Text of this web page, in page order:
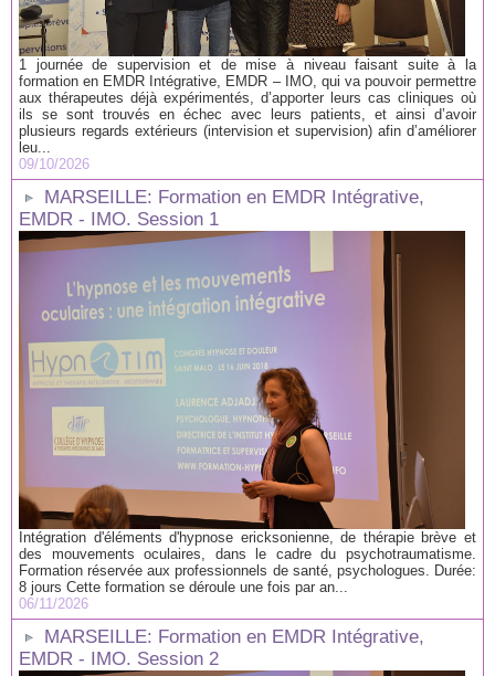
1 journée de supervision et de mise à niveau faisant suite à la
formation en EMDR Intégrative, EMDR – IMO, qui va pouvoir permettre
aux thérapeutes déjà expérimentés, d’apporter leurs cas cliniques où
ils se sont trouvés en échec avec leurs patients, et ainsi d’avoir
plusieurs regards extérieurs (intervision et supervision) afin d’améliorer
leu...
09/10/2026
MARSEILLE: Formation en EMDR Intégrative,
EMDR - IMO. Session 1
Intégration d'éléments d'hypnose ericksonienne, de thérapie brève et
des mouvements oculaires, dans le cadre du psychotraumatisme.
Formation réservée aux professionnels de santé, psychologues. Durée:
8 jours Cette formation se déroule une fois par an...
06/11/2026
MARSEILLE: Formation en EMDR Intégrative,
EMDR - IMO. Session 2